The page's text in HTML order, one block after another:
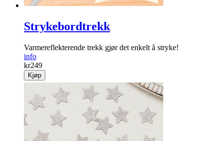
Strykebordtrekk
Varmereflekterende trekk gjør det enkelt å stryke!
info
kr249
Kjøp